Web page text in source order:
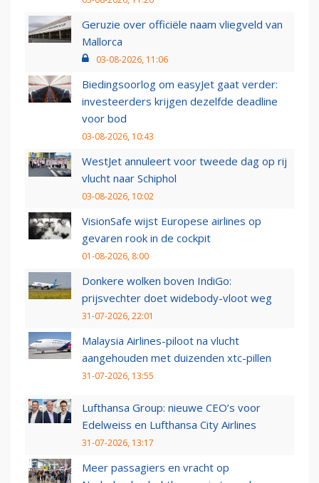
Geruzie over officiële naam vliegveld van
Mallorca
03-08-2026, 11:06
Biedingsoorlog om easyJet gaat verder:
investeerders krijgen dezelfde deadline
voor bod
03-08-2026, 10:43
WestJet annuleert voor tweede dag op rij
vlucht naar Schiphol
03-08-2026, 10:02
VisionSafe wijst Europese airlines op
gevaren rook in de cockpit
01-08-2026, 8:00
Donkere wolken boven IndiGo:
prijsvechter doet widebody-vloot weg
31-07-2026, 22:01
Malaysia Airlines-piloot na vlucht
aangehouden met duizenden xtc-pillen
31-07-2026, 13:55
Lufthansa Group: nieuwe CEO’s voor
Edelweiss en Lufthansa City Airlines
31-07-2026, 13:17
Meer passagiers en vracht op